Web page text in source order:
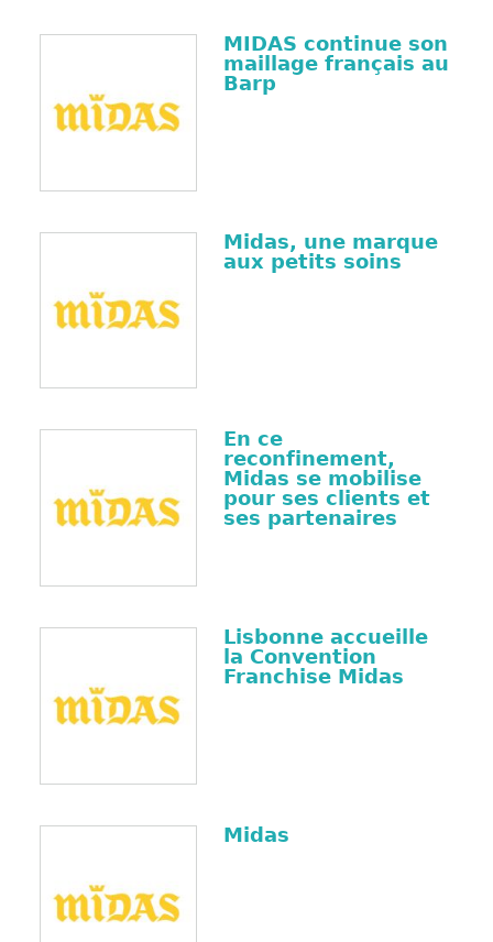
MIDAS continue son
maillage français au
Barp
Midas, une marque
aux petits soins
En ce
reconfinement,
Midas se mobilise
pour ses clients et
ses partenaires
Lisbonne accueille
la Convention
Franchise Midas
Midas